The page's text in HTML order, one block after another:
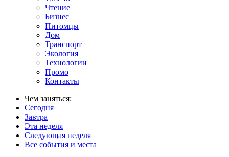
Чтение
Бизнес
Питомцы
Дом
Транспорт
Экология
Технологии
Промо
Контакты
Чем заняться:
Сегодня
Завтра
Эта неделя
Следующая неделя
Все события и места